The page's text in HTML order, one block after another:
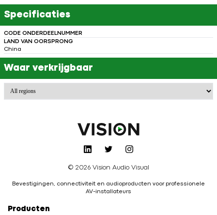
Specificaties
CODE ONDERDEELNUMMER
LAND VAN OORSPRONG
China
Waar verkrijgbaar
© 2026 Vision Audio Visual
Bevestigingen, connectiviteit en audioproducten voor professionele
AV-installateurs
Producten